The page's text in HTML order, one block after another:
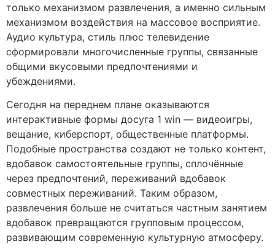
только механизмом развлечения, а именно сильным
механизмом воздействия на массовое восприятие.
Аудио культура, стиль плюс телевидение
сформировали многочисленные группы, связанные
общими вкусовыми предпочтениями и
убеждениями.
Сегодня на переднем плане оказываются
интерактивные формы досуга 1 win — видеоигры,
вещание, киберспорт, общественные платформы.
Подобные пространства создают не только контент,
вдобавок самостоятельные группы, сплочённые
через предпочтений, переживаний вдобавок
совместных переживаний. Таким образом,
развлечения больше не считаться частным занятием
вдобавок превращаются групповым процессом,
развивающим современную культурную атмосферу.